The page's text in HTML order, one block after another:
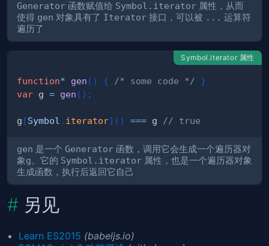
Generator 函数赋值给 Symbol.iterator 属性，从而
使得 gen 对象具有了 Iterator 接口，可以被 ... 运算符
遍历了
Symbol.iterator 属性
function* gen ( ) { /* some code */
}
var g = gen ( ) ;
g [Symbol . iterator] ( ) === g // true
gen 是一个 Generator 函数，调用它会生成一个遍历器对
象g。它的 Symbol.iterator 属性，也是一个遍历器对象
生成函数，执行后返回它自己
另见
Learn ES2015 (babeljs.io)